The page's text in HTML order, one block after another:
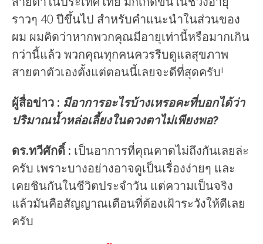
ราวๆ 40 ปีขึ้นไป สำหรับคำแนะนำในส่วนของ
ผม ผมคิดว่าหากพวกคุณมีอายุเท่านี้หรือมากเกิน
กว่านี้แล้ว พวกคุณทุกคนควรรีบดูแลสุขภาพ
สายตาตัวเองตั้งแต่ตอนนี้เลยจะดีที่สุดครับ!
ผู้สื่อข่าว : มีอาการอะไรบ้างเหรอคะที่บอกได้ว่า
ปริมาณน้ำหล่อเลี้ยงในดวงตาไม่เพียงพอ?
ดร.ทวีศักดิ์ : เป็นอาการที่คุณคาดไม่ถึงกันเลยล่ะ
ครับ เพราะบางอย่างอาจดูเป็นเรื่องง่ายๆ และ
เคยชินกันในชีวิตประจำวัน แต่ความเป็นจริง
แล้วมันคือสัญญาณเตือนที่ต้องเฝ้าระวังให้ดีเลย
ครับ